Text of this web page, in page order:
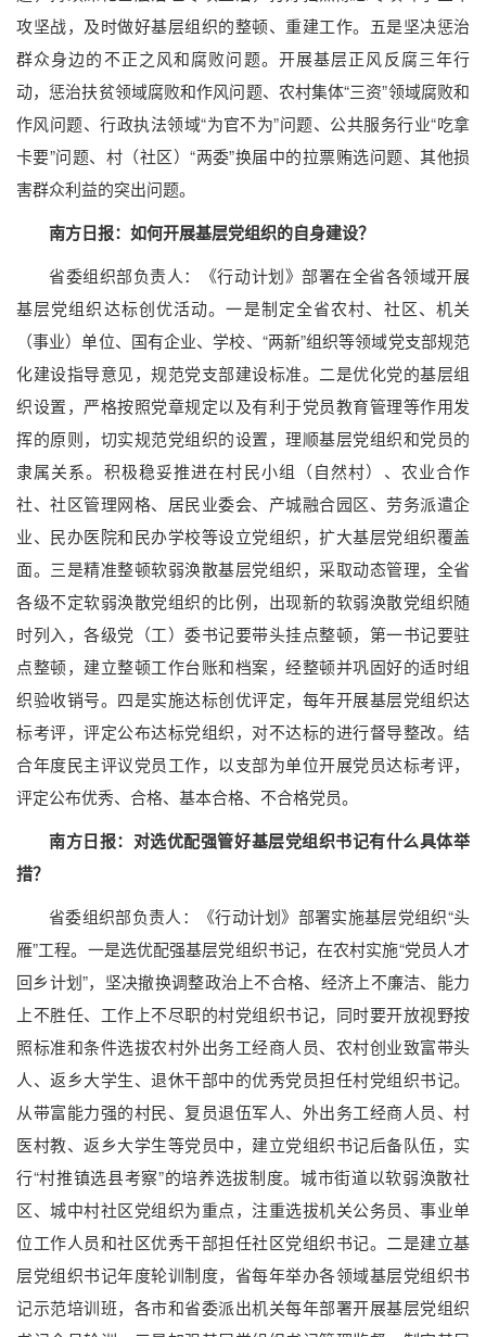
攻坚战，及时做好基层组织的整顿、重建工作。五是坚决惩治
群众身边的不正之风和腐败问题。开展基层正风反腐三年行
动，惩治扶贫领域腐败和作风问题、农村集体“三资”领域腐败和
作风问题、行政执法领域“为官不为”问题、公共服务行业“吃拿
卡要”问题、村（社区）“两委”换届中的拉票贿选问题、其他损
害群众利益的突出问题。
南方日报：如何开展基层党组织的自身建设？
省委组织部负责人：《行动计划》部署在全省各领域开展
基层党组织达标创优活动。一是制定全省农村、社区、机关
（事业）单位、国有企业、学校、“两新”组织等领域党支部规范
化建设指导意见，规范党支部建设标准。二是优化党的基层组
织设置，严格按照党章规定以及有利于党员教育管理等作用发
挥的原则，切实规范党组织的设置，理顺基层党组织和党员的
隶属关系。积极稳妥推进在村民小组（自然村）、农业合作
社、社区管理网格、居民业委会、产城融合园区、劳务派遣企
业、民办医院和民办学校等设立党组织，扩大基层党组织覆盖
面。三是精准整顿软弱涣散基层党组织，采取动态管理，全省
各级不定软弱涣散党组织的比例，出现新的软弱涣散党组织随
时列入，各级党（工）委书记要带头挂点整顿，第一书记要驻
点整顿，建立整顿工作台账和档案，经整顿并巩固好的适时组
织验收销号。四是实施达标创优评定，每年开展基层党组织达
标考评，评定公布达标党组织，对不达标的进行督导整改。结
合年度民主评议党员工作，以支部为单位开展党员达标考评，
评定公布优秀、合格、基本合格、不合格党员。
南方日报：对选优配强管好基层党组织书记有什么具体举
措？
省委组织部负责人：《行动计划》部署实施基层党组织“头
雁”工程。一是选优配强基层党组织书记，在农村实施“党员人才
回乡计划”，坚决撤换调整政治上不合格、经济上不廉洁、能力
上不胜任、工作上不尽职的村党组织书记，同时要开放视野按
照标准和条件选拔农村外出务工经商人员、农村创业致富带头
人、返乡大学生、退休干部中的优秀党员担任村党组织书记。
从带富能力强的村民、复员退伍军人、外出务工经商人员、村
医村教、返乡大学生等党员中，建立党组织书记后备队伍，实
行“村推镇选县考察”的培养选拔制度。城市街道以软弱涣散社
区、城中村社区党组织为重点，注重选拔机关公务员、事业单
位工作人员和社区优秀干部担任社区党组织书记。二是建立基
层党组织书记年度轮训制度，省每年举办各领域基层党组织书
记示范培训班，各市和省委派出机关每年部署开展基层党组织